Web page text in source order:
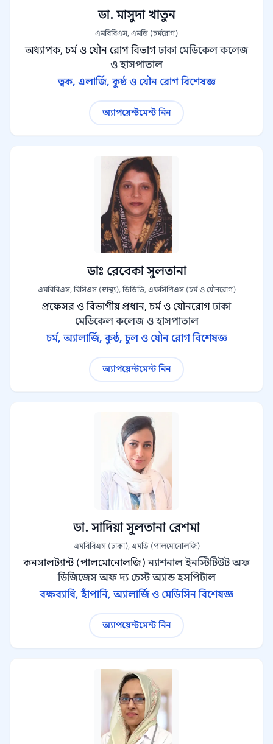
ডা. মাসুদা খাতুন
এমবিবিএস, এমডি (চর্মরোগ)
অধ্যাপক, চর্ম ও যৌন রোগ বিভাগ ঢাকা মেডিকেল কলেজ
ও হাসপাতাল
ত্বক, এলার্জি, কুষ্ঠ ও যৌন রোগ বিশেষজ্ঞ
অ্যাপয়েন্টমেন্ট নিন
ডাঃ রেবেকা সুলতানা
এমবিবিএস, বিসিএস (স্বাস্থ্য), ডিডিভি, এফসিপিএস (চর্ম ও যৌনরোগ)
প্রফেসর ও বিভাগীয় প্রধান, চর্ম ও যৌনরোগ ঢাকা
মেডিকেল কলেজ ও হাসপাতাল
চর্ম, অ্যালার্জি, কুষ্ঠ, চুল ও যৌন রোগ বিশেষজ্ঞ
অ্যাপয়েন্টমেন্ট নিন
ডা. সাদিয়া সুলতানা রেশমা
এমবিবিএস (ঢাকা), এমডি (পালমোনোলজি)
কনসালট্যান্ট (পালমোনোলজি) ন্যাশনাল ইনস্টিটিউট অফ
ডিজিজেস অফ দ্য চেস্ট অ্যান্ড হসপিটাল
বক্ষব্যাধি, হাঁপানি, অ্যালার্জি ও মেডিসিন বিশেষজ্ঞ
অ্যাপয়েন্টমেন্ট নিন